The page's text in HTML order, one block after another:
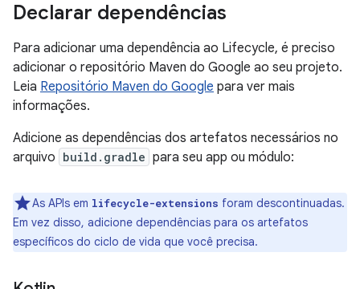
Declarar dependências
Para adicionar uma dependência ao Lifecycle, é preciso
adicionar o repositório Maven do Google ao seu projeto.
Leia Repositório Maven do Google para ver mais
informações.
Adicione as dependências dos artefatos necessários no
arquivo build.gradle para seu app ou módulo:
As APIs em lifecycle-extensions foram descontinuadas.
Em vez disso, adicione dependências para os artefatos
específicos do ciclo de vida que você precisa.